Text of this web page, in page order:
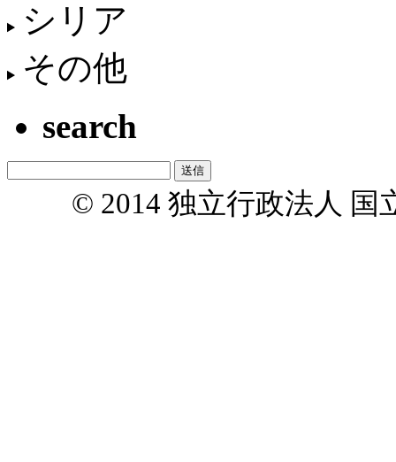
シリア
その他
search
© 2014 独立行政法人 国